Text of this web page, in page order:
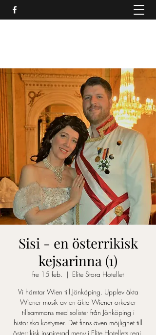
Sisi - en österrikisk
kejsarinna (1)
fre 15 feb.
  |
Elite Stora Hotellet
Vi hämtar Wien till Jönköping. Upplev äkta
Wiener musik av en äkta Wiener orkester
tillsammans med solister från Jönköping i
historiska kostymer. Det finns även möjlighet till
österrikisk inspirerad meny i Elite Hotellets regi.